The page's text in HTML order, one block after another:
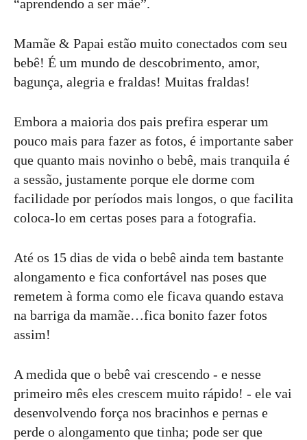
“aprendendo a ser mãe”.
Mamãe & Papai estão muito conectados com seu
bebê! É um mundo de descobrimento, amor,
bagunça, alegria e fraldas! Muitas fraldas!
Embora a maioria dos pais prefira esperar um
pouco mais para fazer as fotos, é importante saber
que quanto mais novinho o bebê, mais tranquila é
a sessão, justamente porque ele dorme com
facilidade por períodos mais longos, o que facilita
coloca-lo em certas poses para a fotografia.
Até os 15 dias de vida o bebê ainda tem bastante
alongamento e fica confortável nas poses que
remetem à forma como ele ficava quando estava
na barriga da mamãe…fica bonito fazer fotos
assim!
A medida que o bebê vai crescendo - e nesse
primeiro mês eles crescem muito rápido! - ele vai
desenvolvendo força nos bracinhos e pernas e
perde o alongamento que tinha; pode ser que